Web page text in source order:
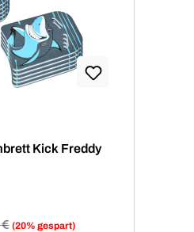
Kick Freddy
(20% gespart)